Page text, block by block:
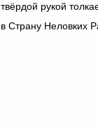
твёрдой рукой
в Страну Неловких